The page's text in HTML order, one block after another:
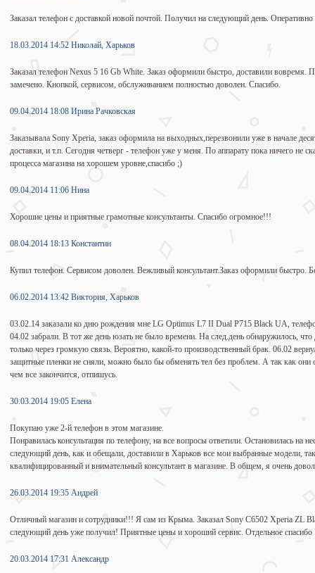
Заказал телефон с доставкой новой почтой. Получил на следующий день. Оперативно
18.03.2014 14:52 Николай, Харьков
Заказал телефон Nexus 5 16 Gb White. Заказ оформили быстро, доставили вовремя.
замечено. Кнопкой, сервисом, обслуживанием полностью доволен. Спасибо.
09.04.2014 18:08 Ирина Рачковская
Заказывала Sony Xperia, заказ оформила на выходных,перезвонили уже в начале
доставки, и т.п. Сегодня четверг - телефон уже у меня. По аппарату пока ничего не
процесса магазина на хорошем уровне,спасибо ;)
09.04.2014 11:06 Нина
Хорошие цены и приятные грамотные консультанты. Спасибо огромное!!!
08.04.2014 18:13 Константин
Купил телефон. Сервисом доволен. Вежливый консультант.Заказ оформили быстро.
06.02.2014 13:42 Виктория, Харьков
03.02.14 заказали ко дню рождения мне LG Optimus L7 II Dual P715 Black UA,
04.02 забрали. В тот же день юзать не было времени. На след.день обнаружилось,
только через громкую связь. Вероятно, какой-то производственный брак. 06.02
защитные пленки не сняли, можно было бы обменять тел без проблем. А так как они
чем все закончится, отпишусь.
30.03.2014 19:05 Елена
Покупаю уже 2-й телефон в этом магазине.
Понравилась консультация по телефону, на все вопросы ответили. Остановилась на
следующий день, как и обещали, доставили в Харьков все мои выбранные модели,
квалифицированный и внимательный консультант в магазине. В общем, я очень
26.03.2014 19:35 Андрей
Отличный магазин и сотрудники!!! Я сам из Крыма. Заказал Sony C6502 Xperia ZL
следующий день уже получил! Приятные цены и хороший сервис. Отдельное
20.03.2014 17:31 Александр